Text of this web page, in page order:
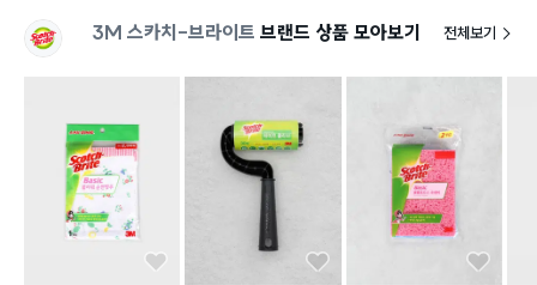
3M 스카치-브라이트 브랜드 상품 모아보기 전체보기